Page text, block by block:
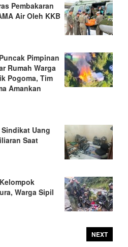
Pembakaran
Air Oleh KKB
Pimpinan
Rumah Warga
Pogoma, Tim
Amankan
Uang
Saat
Warga Sipil
NEXT